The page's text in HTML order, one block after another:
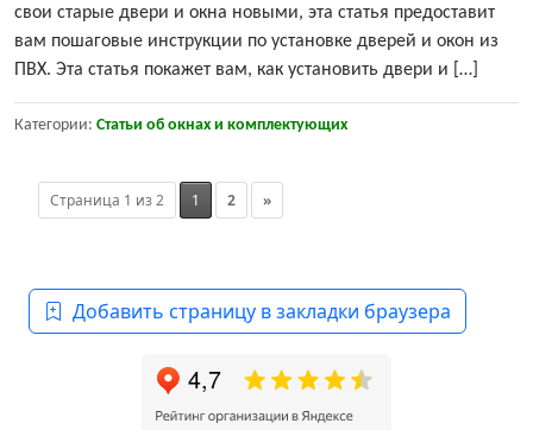
свои старые двери и окна новыми, эта статья предоставит
вам пошаговые инструкции по установке дверей и окон из
ПВХ. Эта статья покажет вам, как установить двери и […]
Категории: Статьи об окнах и комплектующих
Страница 1 из 2 1 2 »
Добавить страницу в закладки браузера